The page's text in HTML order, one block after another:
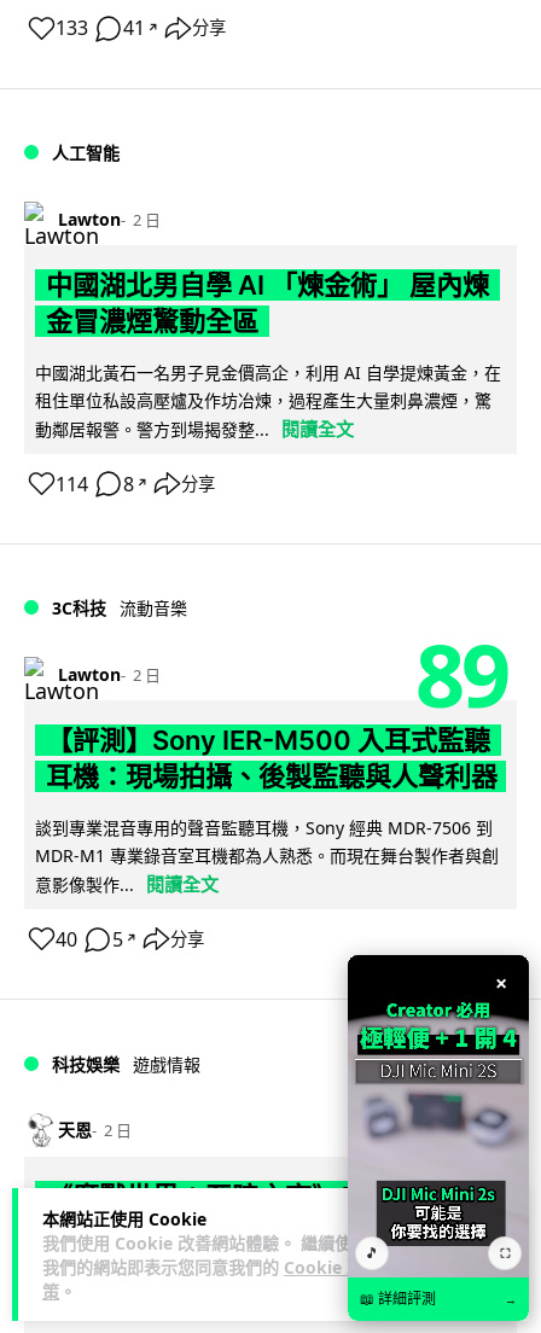
本網站正使用 Cookie
我們使用 Cookie 改善網站體驗。 繼續使用
我們的網站即表示您同意我們的 Cookie 政
策 。
133 41 ↗ 分享
人工智能
Lawton 2 日
中國湖北男自學 AI 「煉金術」 屋內煉
金冒濃煙驚動全區
中國湖北黃石一名男子見金價高企，利用 AI 自學提煉黃金，在
租住單位私設高壓爐及作坊冶煉，過程產生大量刺鼻濃煙，驚
動鄰居報警。警方到場揭發整...
閱讀全文
114 8 ↗ 分享
3C科技 流動音樂
Lawton 2 日 89
【評測】Sony IER-M500 入耳式監聽
耳機：現場拍攝、後製監聽與人聲利器
談到專業混音專用的聲音監聽耳機，Sony 經典 MDR-7506 到
MDR-M1 專業錄音室耳機都為人熟悉。而現在舞台製作者與創
意影像製作...
閱讀全文
40 5 ↗ 分享
科技娛樂 遊戲情報
天恩 2 日
《魔獸世界：至暗之夜》12.1 「烏拉特
克的詛咒」專訪：巢穴不為提高世界首
領門檻而設 《諸王之眠》縮短約 10 分
鐘
×
🎵 ⛶
📖 詳細評測 →